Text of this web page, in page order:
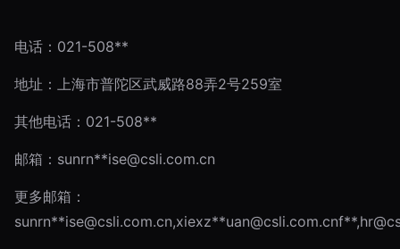
电话：021-508**
地址：上海市普陀区武威路88弄2号259室
其他电话：021-508**
邮箱：sunrn**ise@csli.com.cn
更多邮箱：
sunrn**ise@csli.com.cn,xiexz**uan@csli.com.cnf**,